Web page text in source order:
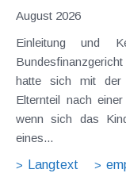
August 2026
Einleitung und
hatte sich mit der
Elternteil nach
wenn sich das
eines...
Langtext